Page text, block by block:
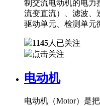
制交流电动机的电力
流变直流）、滤波、
驱动单元、检测单元
1145人已关注
点击关注
电动机
电动机（Motor）是